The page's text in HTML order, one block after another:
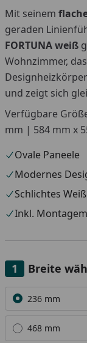
Mit seinem
geraden
FORTUNA weiß
Wohnzimmer,
und zeigt sich
Verfügbare
mm | 584 mm x
Ovale Paneele
Modernes
Schlichtes Weiß
Inkl.
Breite
Alle anzeigen (3)
236 mm
468 mm